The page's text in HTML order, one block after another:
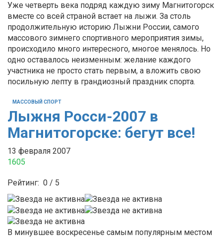
Уже четверть века подряд каждую зиму Магнитогорск
вместе со всей страной встает на лыжи. За столь
продолжительную историю Лыжни России, самого
массового зимнего спортивного мероприятия зимы,
происходило много интересного, многое менялось. Но
одно оставалось неизменным: желание каждого
участника не просто стать первым, а вложить свою
посильную лепту в грандиозный праздник спорта.
МАССОВЫЙ СПОРТ
Лыжня Росси-2007 в
Магнитогорске: бегут все!
13 февраля 2007
1605
Рейтинг: 0 / 5
В минувшее воскресенье самым популярным местом